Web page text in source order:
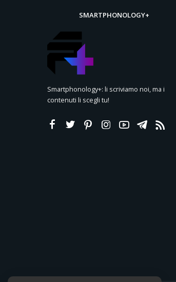
SMARTPHONOLOGY+
Smartphonology+: li scriviamo noi, ma i
contenuti li scegli tu!